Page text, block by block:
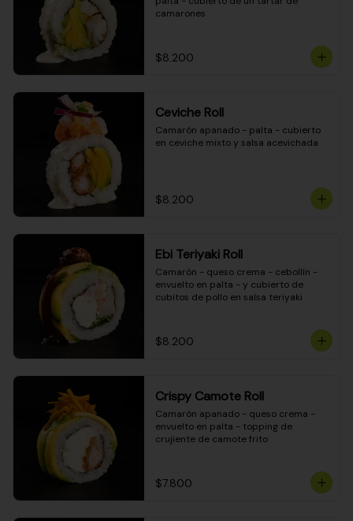
camarones
$8.200
Ceviche Roll
Camarón apanado - palta - cubierto
en ceviche mixto y salsa acevichada
$8.200
Ebi Teriyaki Roll
Camarón - queso crema - cebollín -
envuelto en palta - y cubierto de
cubitos de pollo en salsa teriyaki
$8.200
Crispy Camote Roll
Camarón apanado - queso crema -
envuelto en palta - topping de
crujiente de camote frito
$7.800